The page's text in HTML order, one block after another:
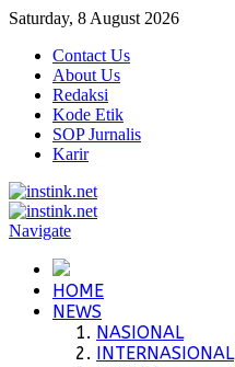
Saturday, 8 August 2026
Contact Us
About Us
Redaksi
Kode Etik
SOP Jurnalis
Karir
Navigate
HOME
NEWS
NASIONAL
INTERNASIONAL